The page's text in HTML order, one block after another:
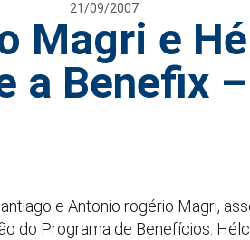
21/09/2007
Magri e
a Benefix
e Antonio rogério Magri,
do Programa de Benefícios.